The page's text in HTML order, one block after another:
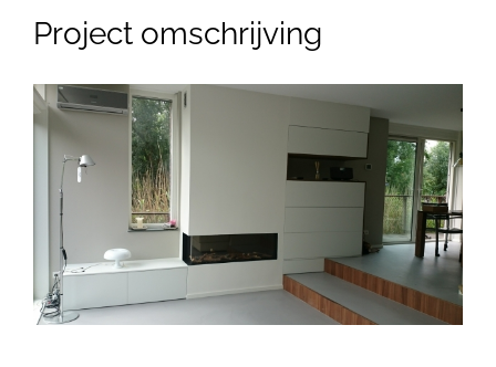
Project omschrijving